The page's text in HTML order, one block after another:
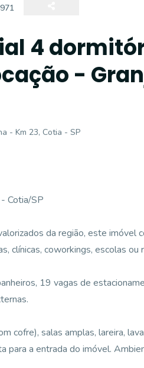
4
-
- Km 23, Cotia - SP
Cotia/SP
da região, este
clínicas, coworkings, escolas ou
19 vagas de
cofre), salas amplas, lareira,
para a entrada do imóvel.